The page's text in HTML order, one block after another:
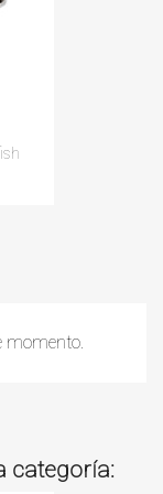
momento.
categoría: